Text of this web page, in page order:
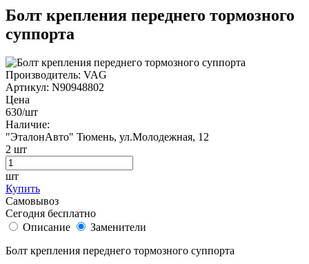
Болт крепления переднего тормозного
суппорта
Производитель: VAG
Артикул: N90948802
Цена
630/шт
Наличие:
"ЭталонАвто" Тюмень, ул.Молодежная, 12
2 шт
шт
Купить
Самовывоз
Сегодня бесплатно
Описание
Заменители
Болт крепления переднего тормозного суппорта